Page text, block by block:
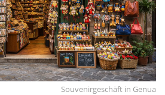
Souvenirgeschäft in Genua